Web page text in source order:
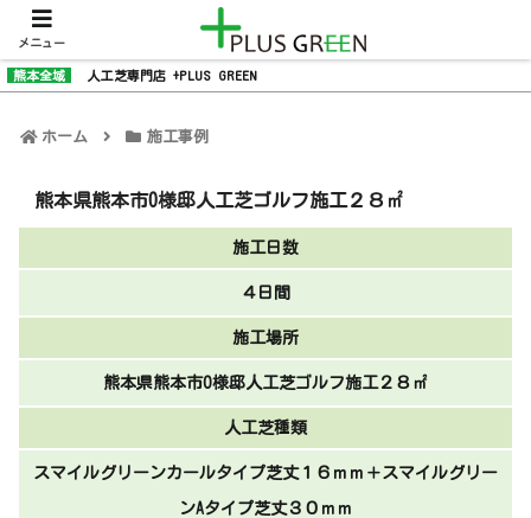
熊本全域 人工芝専門店 +PLUS GREEN
ホーム 施工事例
熊本県熊本市O様邸人工芝ゴルフ施工２８㎡
施工日数
４日間
施工場所
熊本県熊本市O様邸人工芝ゴルフ施工２８㎡
人工芝種類
スマイルグリーンカールタイプ芝丈１６ｍｍ＋スマイルグリー
ンAタイプ芝丈３０ｍｍ
メニュー